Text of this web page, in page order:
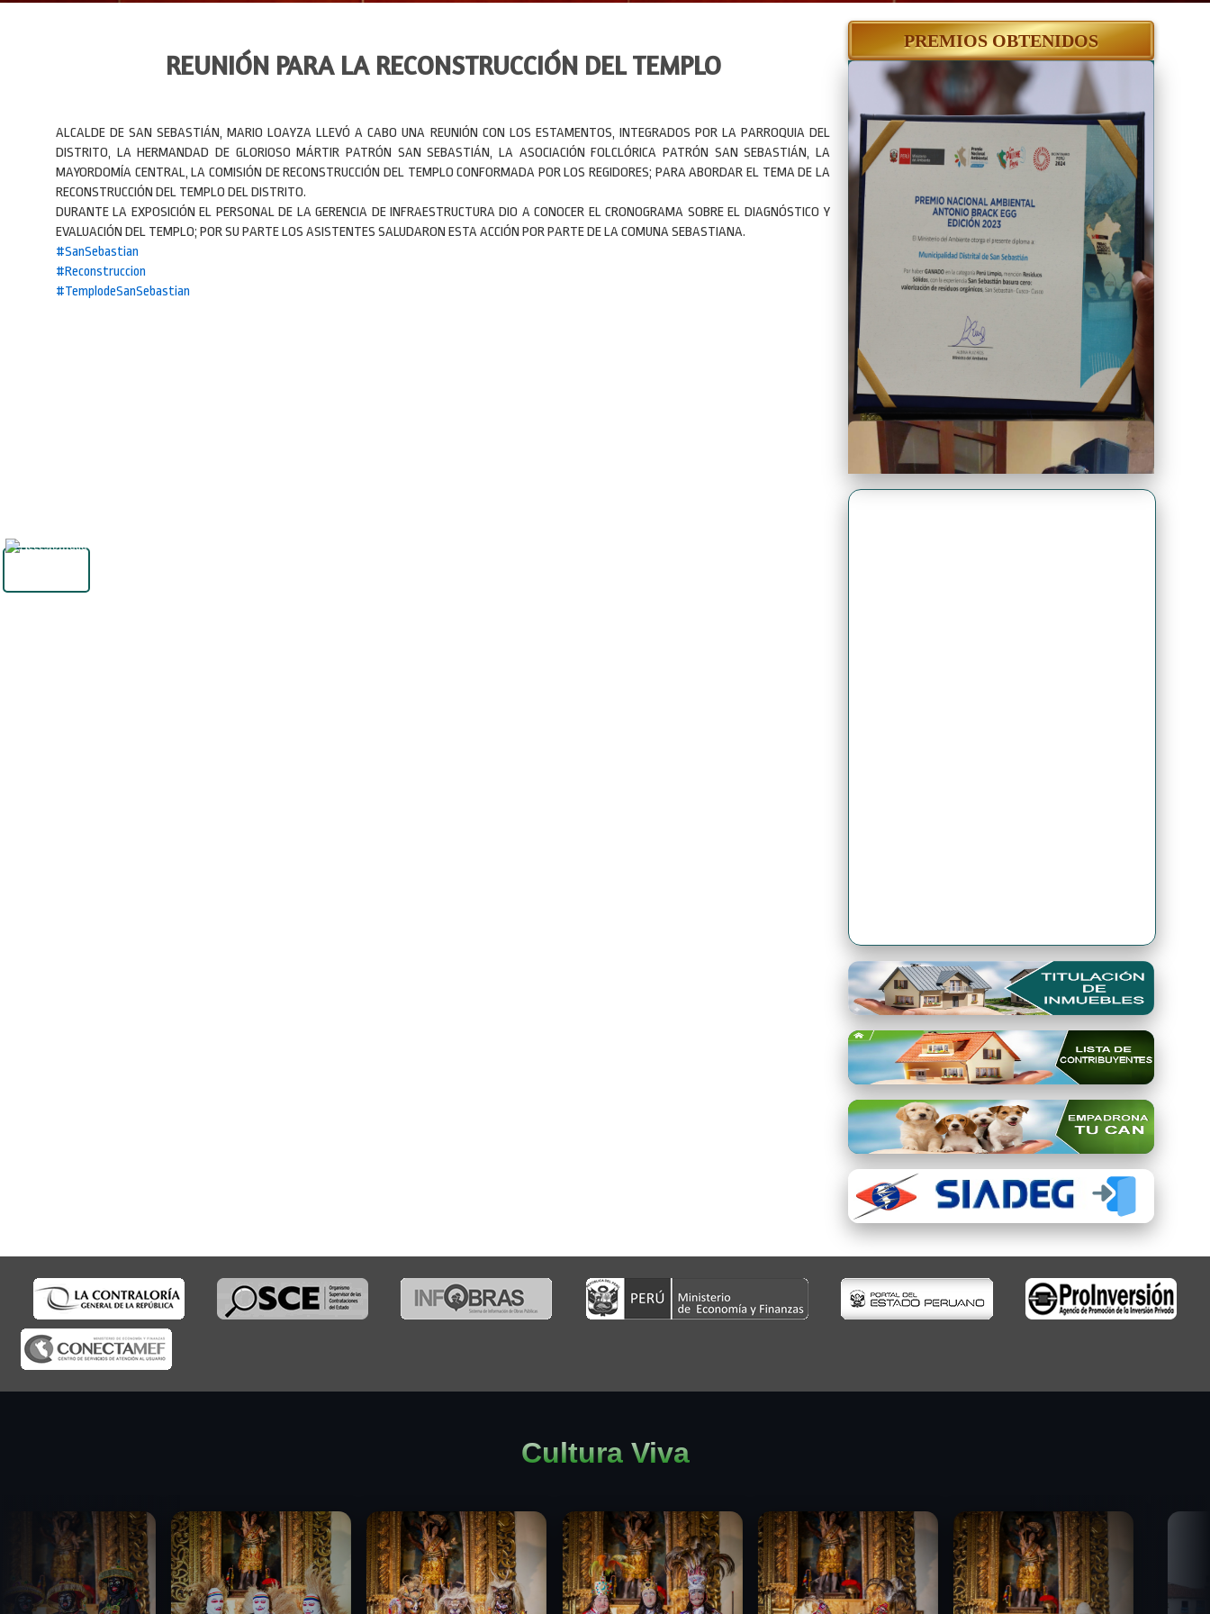
REUNIÓN PARA LA RECONSTRUCCIÓN DEL TEMPLO
ALCALDE DE SAN SEBASTIÁN, MARIO LOAYZA LLEVÓ A CABO UNA REUNIÓN CON LOS ESTAMENTOS, INTEGRADOS POR LA PARROQUIA DEL
DISTRITO, LA HERMANDAD DE GLORIOSO MÁRTIR PATRÓN SAN SEBASTIÁN, LA ASOCIACIÓN FOLCLÓRICA PATRÓN SAN SEBASTIÁN, LA
MAYORDOMÍA CENTRAL, LA COMISIÓN DE RECONSTRUCCIÓN DEL TEMPLO CONFORMADA POR LOS REGIDORES; PARA ABORDAR EL TEMA DE LA
RECONSTRUCCIÓN DEL TEMPLO DEL DISTRITO.
DURANTE LA EXPOSICIÓN EL PERSONAL DE LA GERENCIA DE INFRAESTRUCTURA DIO A CONOCER EL CRONOGRAMA SOBRE EL DIAGNÓSTICO Y
EVALUACIÓN DEL TEMPLO; POR SU PARTE LOS ASISTENTES SALUDARON ESTA ACCIÓN POR PARTE DE LA COMUNA SEBASTIANA.
#SanSebastian
#Reconstruccion
#TemplodeSanSebastian
PREMIOS OBTENIDOS
Cultura Viva